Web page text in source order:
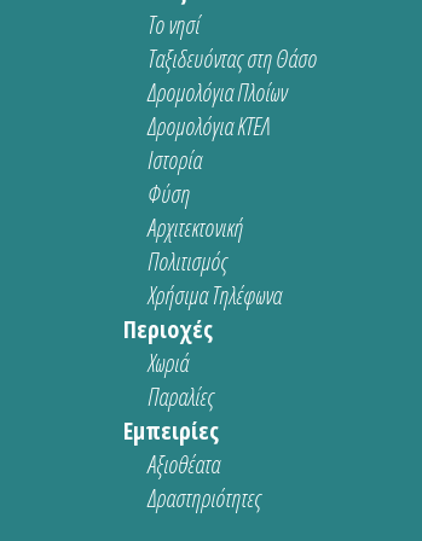
Το νησί
Ταξιδευόντας στη Θάσο
Δρομολόγια Πλοίων
Δρομολόγια ΚΤΕΛ
Ιστορία
Φύση
Αρχιτεκτονική
Πολιτισμός
Χρήσιμα Τηλέφωνα
Περιοχές
Χωριά
Παραλίες
Εμπειρίες
Αξιοθέατα
Δραστηριότητες